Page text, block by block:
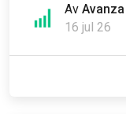
Av Avanza
16 jul 26